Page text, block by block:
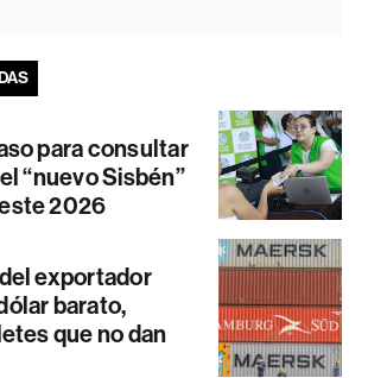
para consultar
“nuevo Sisbén”
2026
exportador
barato,
que no dan